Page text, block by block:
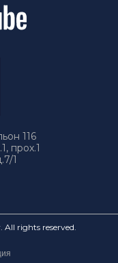
116
прох.1
1
rights reserved.